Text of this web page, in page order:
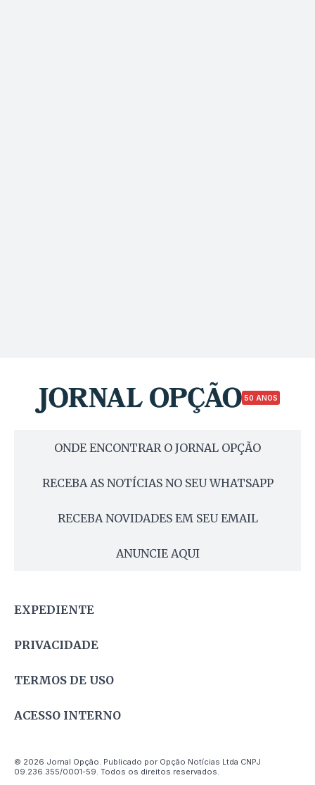
50 ANOS
ONDE ENCONTRAR O JORNAL OPÇÃO
RECEBA AS NOTÍCIAS NO SEU WHATSAPP
RECEBA NOVIDADES EM SEU EMAIL
ANUNCIE AQUI
EXPEDIENTE
PRIVACIDADE
TERMOS DE USO
ACESSO INTERNO
© 2026 Jornal Opção. Publicado por Opção Notícias Ltda CNPJ
09.236.355/0001-59. Todos os direitos reservados.